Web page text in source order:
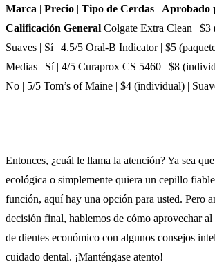
Marca | Precio | Tipo de Cerdas | Aprobado
Calificación General Colgate Extra Clean | $3
Suaves | Sí | 4.5/5 Oral-B Indicator | $5
Medias | Sí | 4/5 Curaprox CS 5460 | $8
No | 5/5 Tom’s of Maine | $4 (individual) |
Entonces, ¿cuál le llama la atención? Ya sea
ecológica o simplemente quiera un cepillo
función, aquí hay una opción para usted. Pero
decisión final, hablemos de cómo aprovechar
de dientes económico con algunos consejos
cuidado dental. ¡Manténgase atento!